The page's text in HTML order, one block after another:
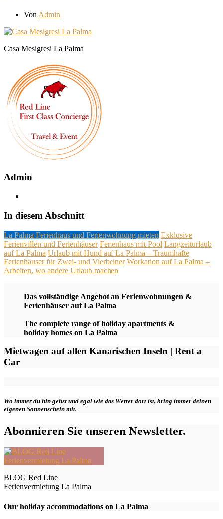
Von Admin
Casa Mesigresi La Palma
Admin
In diesem Abschnitt
La Palma Ferienhaus und Ferienwohnung mieten Exklusive
Ferienvillen und Ferienhäuser Ferienhaus mit Pool Langzeiturlaub
auf La Palma Urlaub mit Hund auf La Palma – Traumhafte
Ferienhäuser für Zwei- und Vierbeiner Workation auf La Palma –
Arbeiten, wo andere Urlaub machen
Das vollständige Angebot an Ferienwohnungen &
Ferienhäuser auf La Palma
The complete range of holiday apartments &
holiday homes on La Palma
Mietwagen auf allen Kanarischen Inseln | Rent a
Car
Wo immer du hin gehst und egal wie das Wetter dort ist, bring immer deinen
eigenen Sonnenschein mit.
Abonnieren Sie unseren Newsletter.
BLOG Red Line
Ferienvermietung La Palma
Our holiday accommodations on La Palma